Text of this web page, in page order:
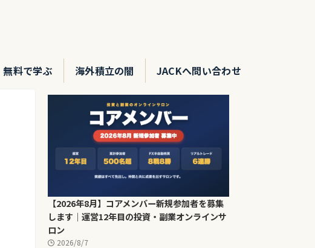
無料で学ぶ 海外積立の闇 JACKへ問い合わせ
【2026年8月】コアメンバー新規参加者を募集
します｜運営12年目の投資・副業オンラインサ
ロン
2026/8/7